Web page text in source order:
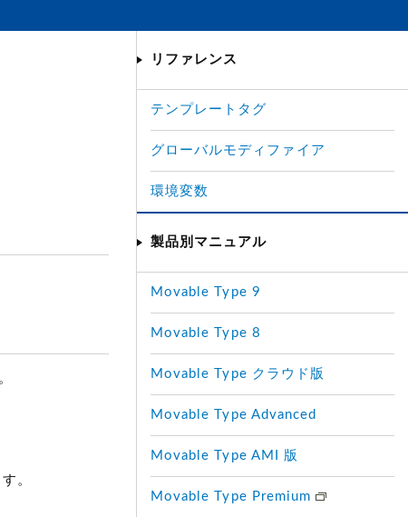
。
リファレンス
テンプレートタグ
グローバルモディファイア
環境変数
製品別マニュアル
Movable Type 9
Movable Type 8
Movable Type クラウド版
Movable Type Advanced
Movable Type AMI 版
Movable Type Premium